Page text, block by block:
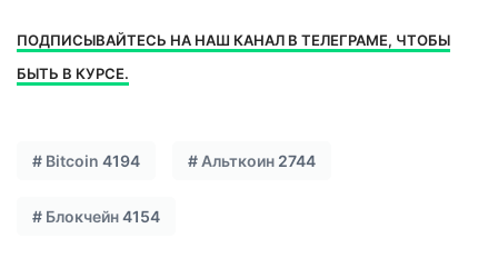
ПОДПИСЫВАЙТЕСЬ НА НАШ КАНАЛ В ТЕЛЕГРАМЕ, ЧТОБЫ
БЫТЬ В КУРСЕ.
# Bitcoin 4194 # Альткоин 2744
# Блокчейн4154